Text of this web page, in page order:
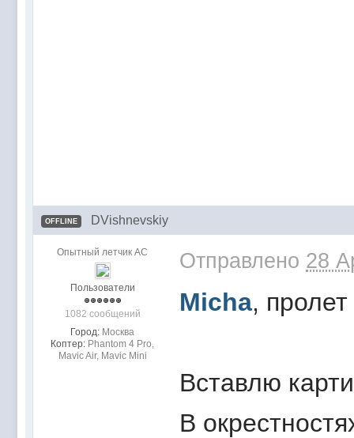
OFFLINE DVishnevskiy
Опытный летчик АС
Пользователи
1082 сообщений
Город: Москва
Коптер: Phantom 4 Pro,
Mavic Air, Mavic Mini
Отправлено 28
Micha,
Вставлю
В